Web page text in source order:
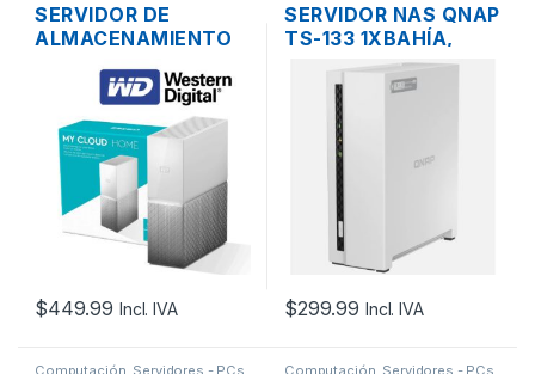
SERVIDOR DE
ALMACENAMIENTO
WESTERN DIGITAL
8TB USB3.0 LAN
GIGABIT
$449.99 Incl. IVA
SERVIDOR NAS QNAP
TS-133 1XBAHÍA,
SATA, 1.8GHZ, 2GB
ON BOARD, PUERTOS
USB, USB 3.2, 1GBE,
1XLAN
$299.99 Incl. IVA